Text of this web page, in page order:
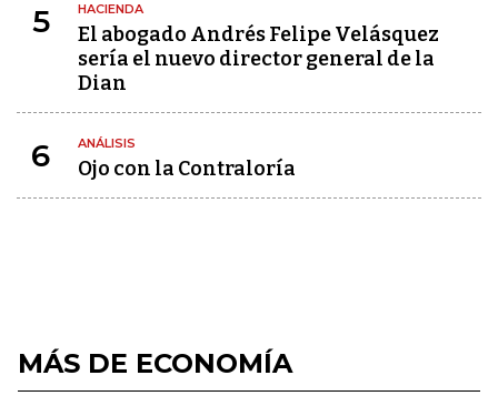
5 HACIENDA
El abogado Andrés Felipe Velásquez
sería el nuevo director general de la
Dian
6 ANÁLISIS
Ojo con la Contraloría
MÁS DE ECONOMÍA